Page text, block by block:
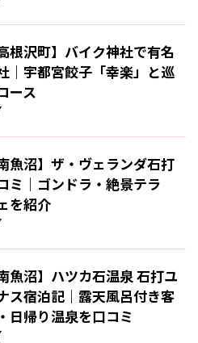
根沢町】バイク神社で有名
｜宇都宮餃子「幸楽」と巡
ース
魚沼】ザ・ヴェランダ石打
ミ｜ゴンドラ・絶景テラ
を紹介
魚沼】ハツカ石温泉 石打ユ
ス宿泊記｜露天風呂付き客
日帰り温泉を口コミ